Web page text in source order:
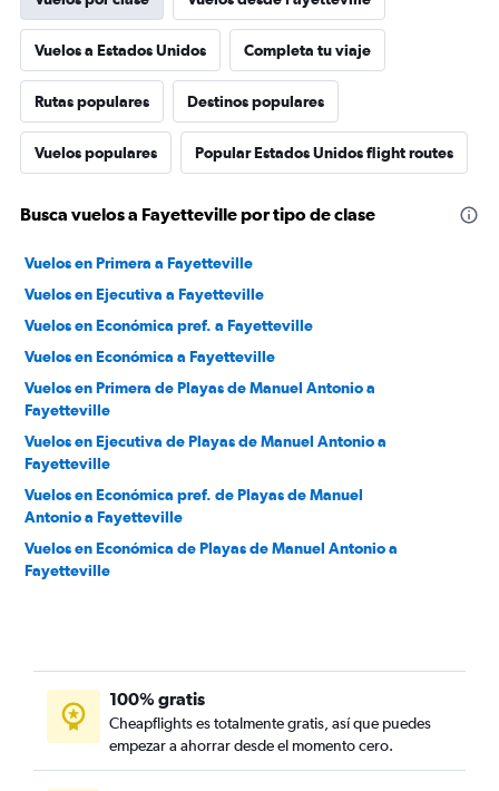
Vuelos a Estados Unidos Completa tu viaje
Rutas populares Destinos populares
Vuelos populares Popular Estados Unidos flight routes
Busca vuelos a Fayetteville por tipo de clase
Vuelos en Primera a Fayetteville
Vuelos en Ejecutiva a Fayetteville
Vuelos en Económica pref. a Fayetteville
Vuelos en Económica a Fayetteville
Vuelos en Primera de Playas de Manuel Antonio a
Fayetteville
Vuelos en Ejecutiva de Playas de Manuel Antonio a
Fayetteville
Vuelos en Económica pref. de Playas de Manuel
Antonio a Fayetteville
Vuelos en Económica de Playas de Manuel Antonio a
Fayetteville
100% gratis
Cheapflights es totalmente gratis, así que puedes
empezar a ahorrar desde el momento cero.